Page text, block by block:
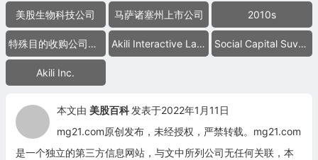
美股生物科技公司 马萨诸塞州上市公司 2010s
特殊目的收购公司合并上市 Akili Interactive Labs Social Capital Suvretta Holdings Corp. I
Akili Inc.
本文由 美股百科 发表于2022年1月11日
mg21.com原创发布，未经授权，严禁转载。mg21.com
是一个独立的第三方信息网站，与文中所列公司无任何关联，本